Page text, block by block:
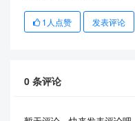
1 人点赞 发表评论
0 条评论